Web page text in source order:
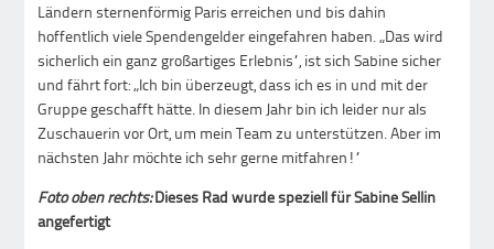
Ländern sternenförmig Paris erreichen und bis dahin
hoffentlich viele Spendengelder eingefahren haben. „Das wird
sicherlich ein ganz großartiges Erlebnis“, ist sich Sabine sicher
und fährt fort: „Ich bin überzeugt, dass ich es in und mit der
Gruppe geschafft hätte. In diesem Jahr bin ich leider nur als
Zuschauerin vor Ort, um mein Team zu unterstützen. Aber im
nächsten Jahr möchte ich sehr gerne mitfahren!“
Foto oben rechts:Dieses Rad wurde speziell für Sabine Sellin
angefertigt